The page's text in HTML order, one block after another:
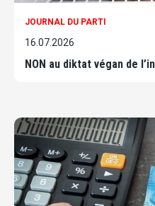
JOURNAL DU PARTI
16.07.2026
NON au diktat végan de